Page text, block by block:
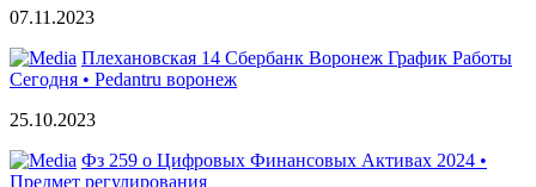
07.11.2023
Плехановская 14 Сбербанк Воронеж График Работы
Сегодня • Pedantru воронеж
25.10.2023
Фз 259 о Цифровых Финансовых Активах 2024 •
Предмет регулирования